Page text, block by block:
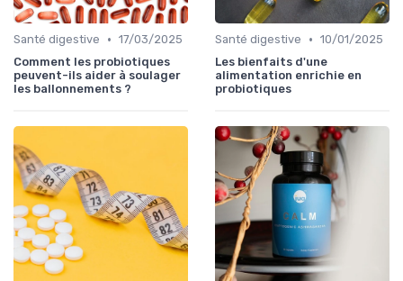
Santé digestive • 17/03/2025
Comment les probiotiques
peuvent-ils aider à soulager
les ballonnements ?
Santé digestive • 10/01/2025
Les bienfaits d'une
alimentation enrichie en
probiotiques